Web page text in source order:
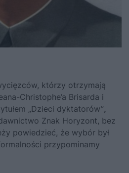
którzy otrzymają
Christophe’a Brisarda i
„Dzieci dyktatorów”,
Znak Horyzont, bez
powiedzieć, że wybór był
przypominamy